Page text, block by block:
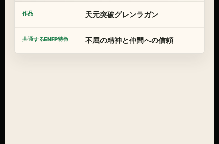
天元突破グレンラガン
不屈の精神と仲間への信頼